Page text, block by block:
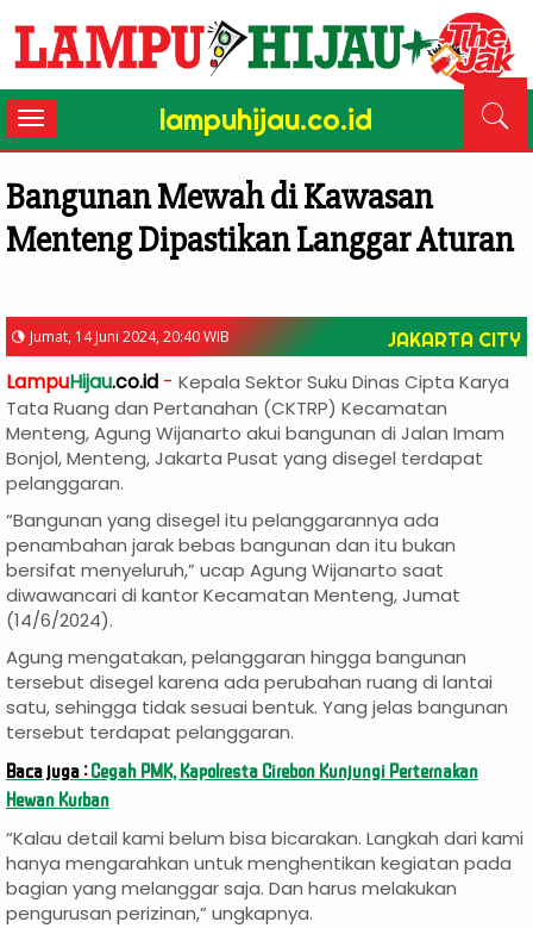
lampuhijau.co.id
Toggle
navigation
Bangunan Mewah di Kawasan
Menteng Dipastikan Langgar Aturan
Jumat, 14 Juni 2024, 20:40 WIB JAKARTA CITY
LampuHijau.co.id - Kepala Sektor Suku Dinas Cipta Karya
Tata Ruang dan Pertanahan (CKTRP) Kecamatan
Menteng, Agung Wijanarto akui bangunan di Jalan Imam
Bonjol, Menteng, Jakarta Pusat yang disegel terdapat
pelanggaran.
“Bangunan yang disegel itu pelanggarannya ada
penambahan jarak bebas bangunan dan itu bukan
bersifat menyeluruh,” ucap Agung Wijanarto saat
diwawancari di kantor Kecamatan Menteng, Jumat
(14/6/2024).
Agung mengatakan, pelanggaran hingga bangunan
tersebut disegel karena ada perubahan ruang di lantai
satu, sehingga tidak sesuai bentuk. Yang jelas bangunan
tersebut terdapat pelanggaran.
Baca juga :Cegah PMK, Kapolresta Cirebon Kunjungi Perternakan
Hewan Kurban
“Kalau detail kami belum bisa bicarakan. Langkah dari kami
hanya mengarahkan untuk menghentikan kegiatan pada
bagian yang melanggar saja. Dan harus melakukan
pengurusan perizinan,” ungkapnya.